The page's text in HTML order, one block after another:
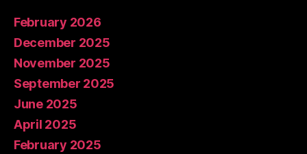
February 2026
December 2025
November 2025
September 2025
June 2025
April 2025
February 2025